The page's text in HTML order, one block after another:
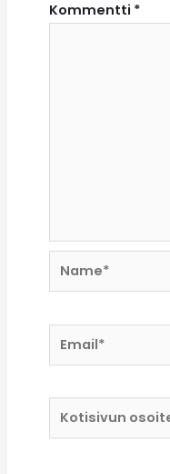
Kommentti *
Name*
Email*
Kotisivun
osoite